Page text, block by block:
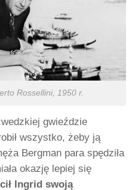
Rossellini, 1950 r.
gwieździe
wszystko, żeby ją
Bergman para spędziła
okazję lepiej się
Ingrid swoją